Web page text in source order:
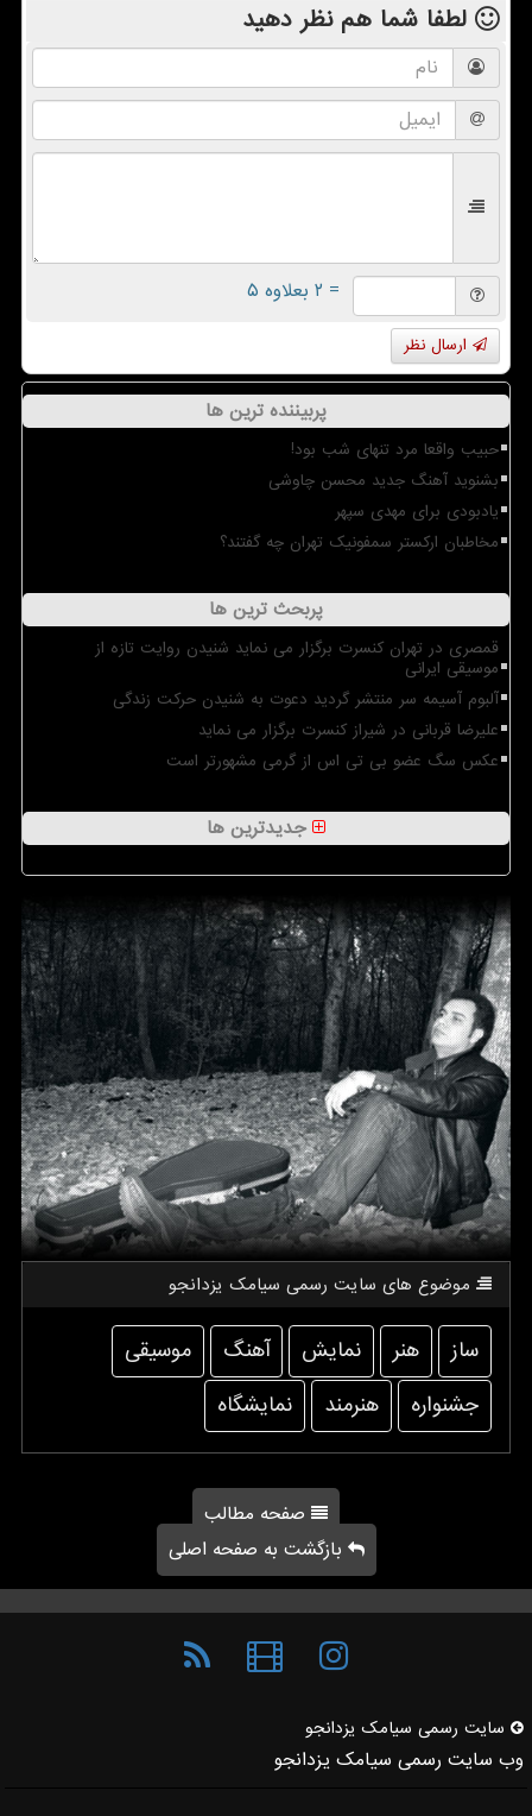
لطفا شما همنظر دهید
= ۲ بعلاوه ۵
ارسال نظر
پربیننده ترین ها
حبیب واقعا مرد تنهای شب بود!
بشنوید آهنگ جدید محسن چاوشی
یادبودی برای مهدی سپهر
مخاطبان ارکستر سمفونیک تهران چه گفتند؟
پربحث ترین ها
قمصری در تهران کنسرت برگزار می نماید شنیدن روایت تازه از
موسیقی ایرانی
آلبوم آسیمه سر منتشر گردید دعوت به شنیدن حرکت زندگی
علیرضا قربانی در شیراز کنسرت برگزار می نماید
عکس سگ عضو بی تی اس از گرمی مشهورتر است
جدیدترین ها
موضوع های سایت رسمی سیامك یزدانجو
ساز هنر نمایش آهنگ
موسیقی
جشنواره
هنرمند نمایشگاه
صفحه مطالب
بازگشت به صفحه اصلی
سایت رسمی سیامك یزدانجو
وب سایت رسمی سیامک یزدانجو